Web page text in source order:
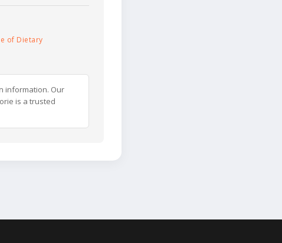
of Dietary
information. Our
is a trusted